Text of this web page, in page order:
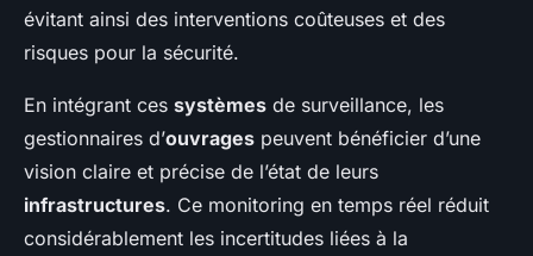
évitant ainsi des interventions coûteuses et des
risques pour la sécurité.
En intégrant ces systèmes de surveillance, les
gestionnaires d’ouvrages peuvent bénéficier d’une
vision claire et précise de l’état de leurs
infrastructures. Ce monitoring en temps réel réduit
considérablement les incertitudes liées à la